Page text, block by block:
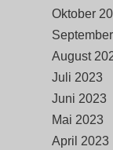
Oktober
August
Juli 2023
Juni 2023
Mai 2023
April 2023